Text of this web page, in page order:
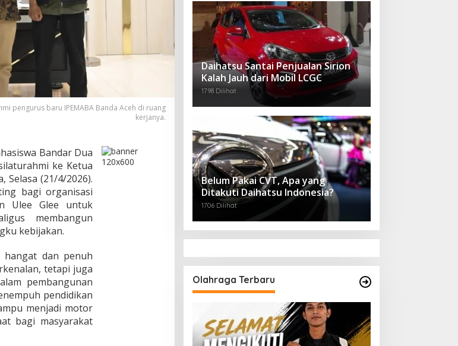
pengurus baru IPEMABA Banda Aceh di ruang
kerjanya.
Bandar Dua
ke Ketua
Selasa (21/4/2026).
bagi organisasi
Ulee Glee untuk
membangun
kebijakan.
hangat dan penuh
tetapi juga
pembangunan
pendidikan
menjadi motor
bagi masyarakat
Daihatsu Santai Penjualan Sirion
Kalah Jauh dari Mobil LCGC
1798 Dilihat
Belum Pakai CVT, Apa yang
Ditakuti Daihatsu Indonesia?
1706 Dilihat
Olahraga Terbaru